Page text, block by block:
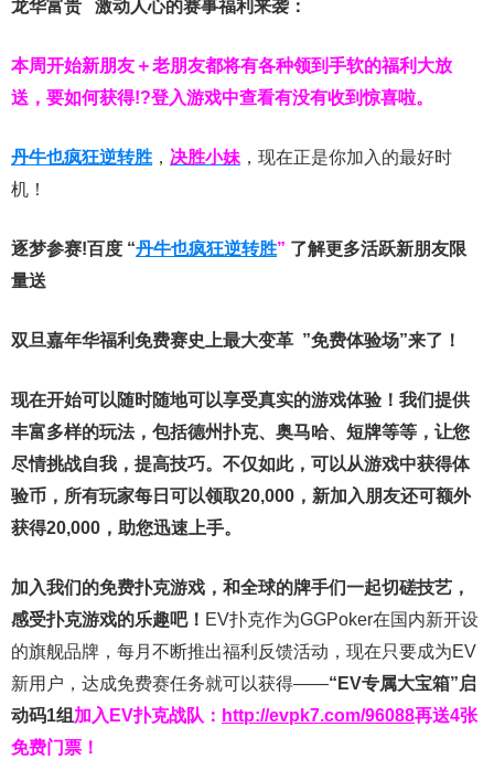
龙华富贵 激动人心的赛事福利来袭：
本周开始新朋友＋老朋友都将有各种领到手软的福利大放
送，要如何获得!?登入游戏中查看有没有收到惊喜啦。
丹牛也疯狂逆转胜 ， 决胜小妹 ，现在正是你加入的最好时
机！
逐梦参赛!百度 “丹牛也疯狂逆转胜” 了解更多活跃新朋友限
量送
双旦嘉年华福利免费赛史上最大变革 ”免费体验场”来了！
现在开始可以随时随地可以享受真实的游戏体验！我们提供
丰富多样的玩法，包括德州扑克、奥马哈、短牌等等，让您
尽情挑战自我，提高技巧。不仅如此， 可以从游戏中获得体
验币，所有玩家每日可以领取20,000，新加入朋友还可额外
获得20,000，助您迅速上手。
加入我们的免费扑克游戏，和全球的牌手们一起切磋技艺，
感受扑克游戏的乐趣吧！ EV扑克作为GGPoker在国内新开设
的旗舰品牌，每月不断推出福利反馈活动，现在只要成为EV
新用户，达成免费赛任务就可以获得——“EV专属大宝箱”启
动码1组 加入EV扑克战队： http://evpk7.com/96088再送4张
免费门票！